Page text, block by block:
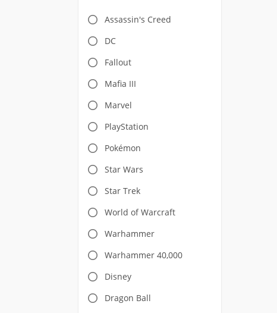
Assassin's Creed
DC
Fallout
Mafia III
Marvel
PlayStation
Pokémon
Star Wars
Star Trek
World of Warcraft
Warhammer
Warhammer 40,000
Disney
Dragon Ball